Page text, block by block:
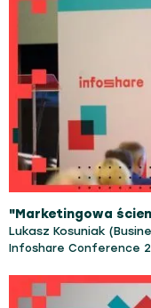
Lukasz Kosuniak
Infoshare Conference